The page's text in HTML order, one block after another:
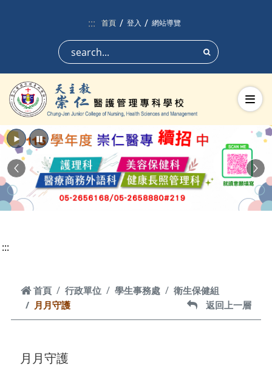
:::
首頁 登入 網站導覽
搜尋
切換
Previous
播放 暫停
:::
首頁
首頁 行政單位 學生事務處
衛生保健組
月月守護
返回上一層
返回上一層
月月守護